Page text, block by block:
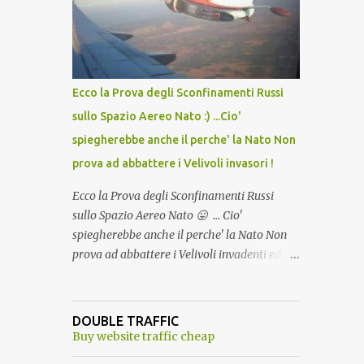
lo scopo della temperatura? Qualcuno a suo
tempo ribattezzo' il Vaccino come: l' Amaro
del Capo, era "spettacolare Ghiacciato, ma
andava bene anche, a Temperatura
Ambiente"! Riproponiamo l'articolo per NON
Ecco la Prova degli Sconfinamenti Russi
sullo Spazio Aereo Nato :) ...Cio'
spiegherebbe anche il perche' la Nato Non
prova ad abbattere i Velivoli invasori !
Ecco la Prova degli Sconfinamenti Russi
sullo Spazio Aereo Nato 😛 ... Cio'
spiegherebbe anche il perche' la Nato Non
prova ad abbattere i Velivoli invadenti ed
alcuna notizia di un'invasione dello spazio
aereo NATO da parte di un robot chiamato
DOUBLE TRAFFIC
Buy website traffic cheap